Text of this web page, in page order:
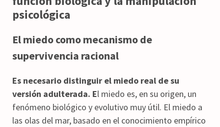
psicológica
El miedo como mecanismo de
supervivencia racional
Es necesario distinguir el miedo real de su
versión adulterada. El miedo es, en su origen, un
fenómeno biológico y evolutivo muy útil. El miedo a
las olas del mar, basado en el conocimiento empírico